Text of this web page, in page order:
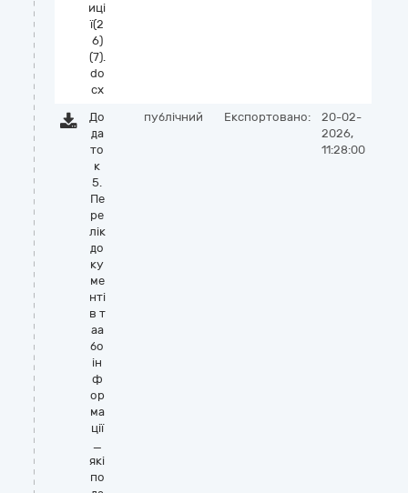
иці
ї(2
6)
(7).
do
cx
До
да
то
к
5.
Пе
ре
лік
до
ку
ме
нті
в т
аа
бо
ін
ф
ор
ма
ції
_
які
по
публічний Експортовано:
20-02-
2026,
11:28:00